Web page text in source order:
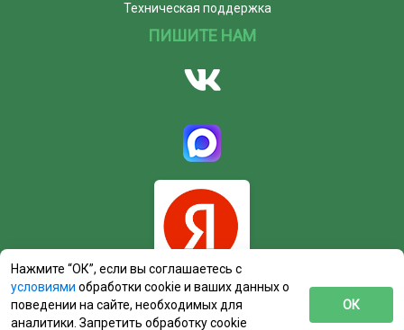
Техническая поддержка
ПИШИТЕ НАМ
Нажмите “ОК”, если вы соглашаетесь с
условиями обработки cookie и ваших данных о
поведении на сайте, необходимых для
аналитики. Запретить обработку cookie
ОК